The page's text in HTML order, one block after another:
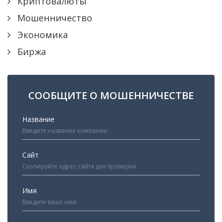
Мошенничество
Экономика
Биржа
СООБЩИТЕ О МОШЕННИЧЕСТВЕ
Название
Сайт
Имя